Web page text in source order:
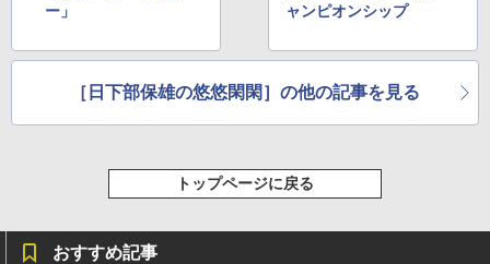
ー」
ャンピオンシップ
［日下部保雄の悠悠閑閑］の他の記事を見る
トップページに戻る
おすすめ記事